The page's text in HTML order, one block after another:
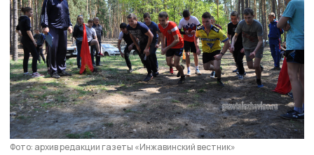
Фото: архив редакции газеты «Инжавинский вестник»